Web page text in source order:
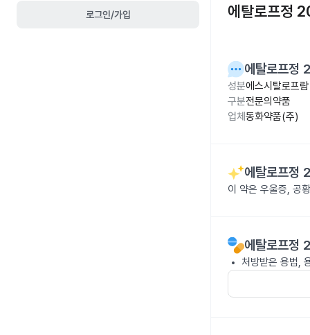
로그인/가입 에탈로프정
에탈로프정
성분에스시탈로프
구분전문의약품
업체 동화약품(주)
에탈로프정
이 약은 우울증, 공
에탈로프정
처방받은 용법,